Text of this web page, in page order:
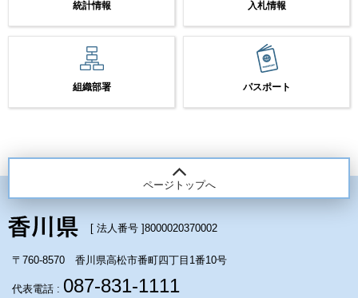
統計情報 入札情報
組織部署 パスポート
ページトップへ
[ 法人番号 ]8000020370002
〒760-8570 香川県高松市番町四丁目1番10号
代表電話 : 087-831-1111